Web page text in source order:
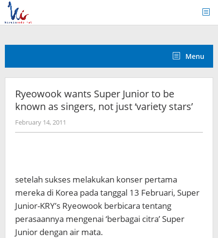
Skip
content
Menu
Ryeowook wants Super Junior to be
known as singers, not just ‘variety stars’
February 14, 2011
Koreanindo
setelah sukses melakukan konser pertama
mereka di Korea pada tanggal 13 Februari, Super
Junior-KRY’s Ryeowook berbicara tentang
perasaannya mengenai ‘berbagai citra’ Super
Junior dengan air mata.